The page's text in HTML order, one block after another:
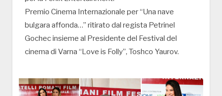
Premio Cinema Internazionale per “Una nave
bulgara affonda…” ritirato dal regista Petrinel
Gochec insieme al Presidente del Festival del
cinema di Varna “Love is Folly”, Toshco Yaurov.